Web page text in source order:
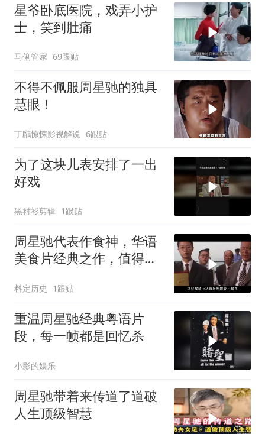
星爷卧底医院，戏弄小护
士，笑到肚痛
马俐管家 69跟贴
不得不佩服周星驰的独具
慧眼！
丁鸊惊悚影视解说 6跟贴
为了这块儿表安排了一出
好戏
黑衬衫剪辑 1跟贴
周星驰代表作食神，华语
美食片经典之作，值得深
料定历史 1跟贴
重温周星驰经典粤语片
段，每一帧都是回忆杀
小影的娱乐
周星驰带着来传道了道破
人生顶级智慧